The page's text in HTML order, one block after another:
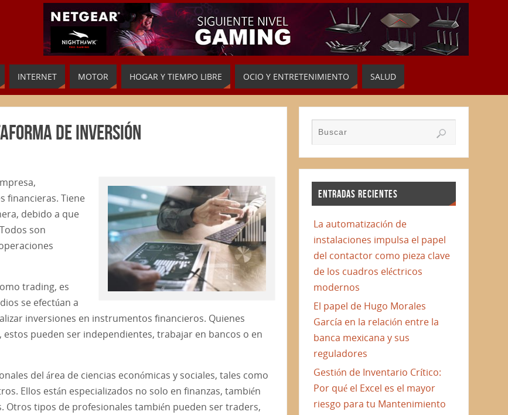
INTERNET MOTOR HOGAR Y TIEMPO LIBRE OCIO Y ENTRETENIMIENTO SALUD
de inversión
financieras. Tiene
debido a que
son
trading, es
se efectúan a
inversiones en instrumentos financieros. Quienes
pueden ser independientes, trabajar en bancos o en
del área de ciencias económicas y sociales, tales como
Ellos están especializados no solo en finanzas, también
tipos de profesionales también pueden ser traders,
ENTRADAS RECIENTES
La automatización de
instalaciones impulsa el papel
del contactor como pieza clave
de los cuadros eléctricos
modernos
El papel de Hugo Morales
García en la relación entre la
banca mexicana y sus
reguladores
Gestión de Inventario Crítico:
Por qué el Excel es el mayor
riesgo para tu Mantenimiento